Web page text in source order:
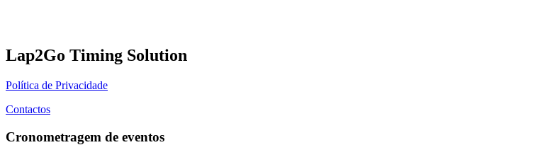
Lap2Go Timing Solution
Política de Privacidade
Contactos
Cronometragem de eventos